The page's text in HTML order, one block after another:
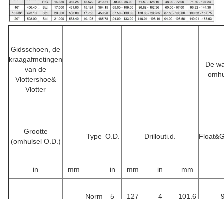
Gidsschoen, de
kraagafmetingen
van de
Vlottershoe&
Vlotter
De
Grootte
(omhulsel O.D.)
Type O.D. Drillouti.d.
in mm in mm in mm
Norm 5 127 4 101.6